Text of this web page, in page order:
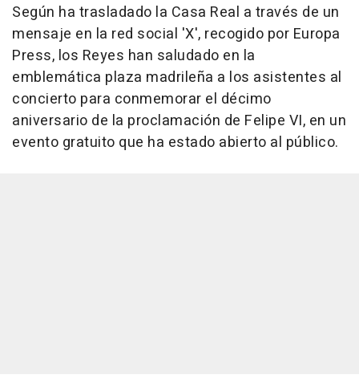
Según ha trasladado la Casa Real a través de un
mensaje en la red social 'X', recogido por Europa
Press, los Reyes han saludado en la
emblemática plaza madrileña a los asistentes al
concierto para conmemorar el décimo
aniversario de la proclamación de Felipe VI, en un
evento gratuito que ha estado abierto al público.